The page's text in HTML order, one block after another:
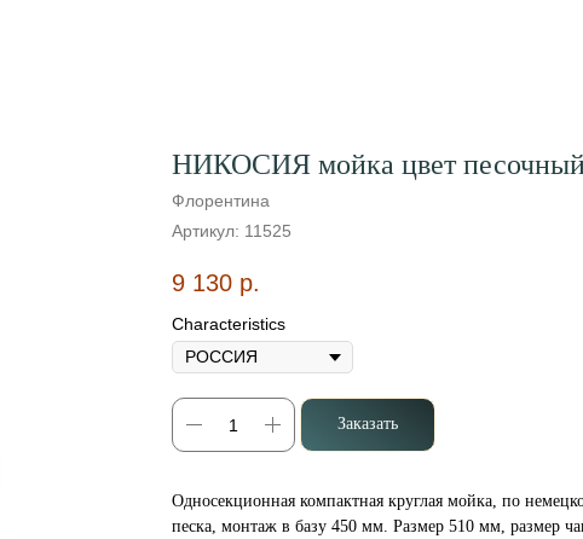
НИКОСИЯ мойка цвет
Флорентина
Артикул: 11525
9 130 р.
Characteristics
Заказать
Односекционная компактная круглая мойка, по
песка, монтаж в базу 450 мм. Размер 510 мм, размер